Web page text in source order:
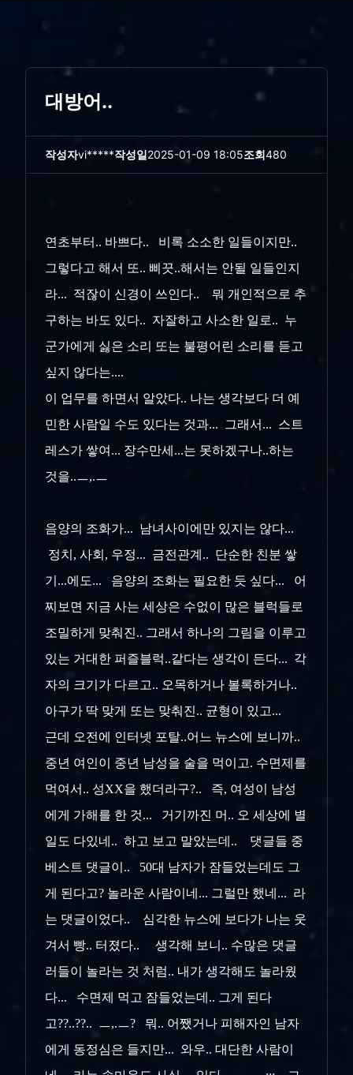
대방어..
작성자vi*****작성일2025-01-09 18:05조회480
연초부터.. 바쁘다.. 비록 소소한 일들이지만..
그렇다고 해서 또.. 삐끗..해서는 안될 일들인지
라... 적잖이 신경이 쓰인다.. 뭐 개인적으로 추
구하는 바도 있다.. 자잘하고 사소한 일로.. 누
군가에게 싫은 소리 또는 불평어린 소리를 듣고
싶지 않다는....
이 업무를 하면서 알았다.. 나는 생각보다 더 예
민한 사람일 수도 있다는 것과... 그래서... 스트
레스가 쌓여... 장수만세...는 못하겠구나..하는
것을..ㅡ,.ㅡ
음양의 조화가... 남녀사이에만 있지는 않다...
정치, 사회, 우정... 금전관계.. 단순한 친분 쌓
기...에도... 음양의 조화는 필요한 듯 싶다... 어
찌보면 지금 사는 세상은 수없이 많은 블럭들로
조밀하게 맞춰진.. 그래서 하나의 그림을 이루고
있는 거대한 퍼즐블럭..같다는 생각이 든다... 각
자의 크기가 다르고.. 오목하거나 볼록하거나..
아구가 딱 맞게 또는 맞춰진.. 균형이 있고...
근데 오전에 인터넷 포탈..어느 뉴스에 보니까..
중년 여인이 중년 남성을 술을 먹이고. 수면제를
먹여서.. 성XX을 했더라구?.. 즉, 여성이 남성
에게 가해를 한 것... 거기까진 머.. 오 세상에 별
일도 다있네.. 하고 보고 말았는데.. 댓글들 중
베스트 댓글이.. 50대 남자가 잠들었는데도 그
게 된다고? 놀라운 사람이네... 그럴만 했네... 라
는 댓글이었다.. 심각한 뉴스에 보다가 나는 웃
겨서 빵.. 터졌다.. 생각해 보니.. 수많은 댓글
러들이 놀라는 것 처럼.. 내가 생각해도 놀라웠
다... 수면제 먹고 잠들었는데.. 그게 된다
고??..??.. ㅡ,.ㅡ? 뭐.. 어쨌거나 피해자인 남자
에게 동정심은 들지만... 와우.. 대단한 사람이